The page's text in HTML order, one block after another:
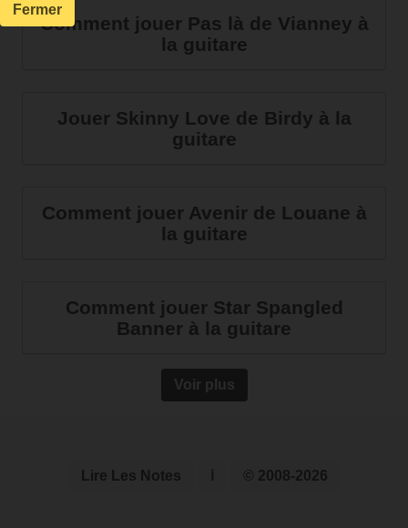
Comment jouer Pas là de Vianney à
la guitare
Jouer Skinny Love de Birdy à la
guitare
Comment jouer Avenir de Louane à
la guitare
Comment jouer Star Spangled
Banner à la guitare
Voir plus
Lire Les Notes © 2008-2026
Fermer